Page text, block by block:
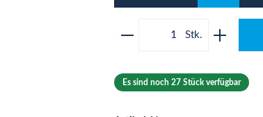
Produkt Anzahl:
Es sind noch 27 Stück verfügbar